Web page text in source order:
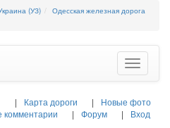
(УЗ)
Одесская железная дорога
Toggle
Карта дороги
Новые фото
комментарии Форум Вход